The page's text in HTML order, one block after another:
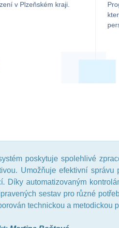
v Plzeňském kraji.
poskytuje spolehlivé
Umožňuje efektivní
Díky automatizovaným
sestav pro různé
technickou a metodickou